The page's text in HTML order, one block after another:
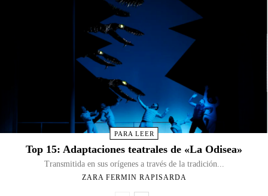
PARA LEER
Top 15: Adaptaciones teatrales de «La Odisea»
Transmitida en sus orígenes a través de la tradición...
ZARA FERMIN RAPISARDA